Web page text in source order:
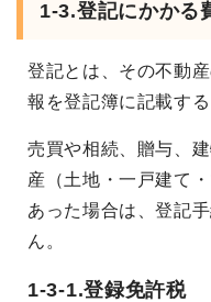
1-3.登記にかかる
登記とは、その不動
報を登記簿に記載する
売買や相続、贈与、
産（土地・一戸建て
あった場合は、登記
ん。
1-3-1.登録免許税